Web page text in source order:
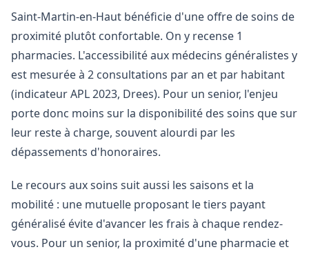
Saint-Martin-en-Haut bénéficie d'une offre de soins de
proximité plutôt confortable. On y recense 1
pharmacies. L'accessibilité aux médecins généralistes y
est mesurée à 2 consultations par an et par habitant
(indicateur APL 2023, Drees). Pour un senior, l'enjeu
porte donc moins sur la disponibilité des soins que sur
leur reste à charge, souvent alourdi par les
dépassements d'honoraires.
Le recours aux soins suit aussi les saisons et la
mobilité : une mutuelle proposant le tiers payant
généralisé évite d'avancer les frais à chaque rendez-
vous. Pour un senior, la proximité d'une pharmacie et